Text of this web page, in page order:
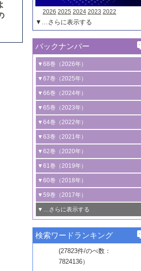
2026 2025 2024 2023 2022
▼…さらに表示する
バックナンバー
▼68巻（2026年）
1号 過酸化水素合成に関する研究動向
2号 コンピューター技術により加速する
触媒開発
3号 有機分子変換やCO 資源化のための
光触媒に関する最近の研究
B号 第137回触媒討論会（2026年）
▼67巻（2025年）
1号 CO
水素化によるグリーン燃料/グリ
ーンケミカル製造
2号 水素製造のための水分解技術に関す
る最近の研究
3号 オレフィン系樹脂の精密合成に関す
る最新技術
4号 アルコール類の効率的変換を実現す
る非貴金属触媒の研究動向
5号 ゼオライトの合成と応用における研
究動向
6号 ヘテロ接合界面
B号 第135回触媒討論会（2025年）
▼66巻（2024年）
1号 低次元ナノ構造を有する触媒材料
2号 規制反応場を活用した固体触媒研究
の新展開
3号 未踏分子変換を目指した酸化触媒プ
ロセスの最前線
4号 シンクロトロン放射光および中性子
線を利用した触媒解析技術の最先端
5号 単原子触媒
6号 参照触媒委員会からのお知らせ
B号 第133回触媒討論会（2023年）
▼65巻（2023年）
1号 炭素が関わる触媒機能
2号 プラスチックケミカルリサイクルの
ための触媒技術
3号 非酸化物系金属化合物を基盤とした
触媒材料の開発
4号 格子酸素・格子酸素欠陥を利用した
触媒反応
5号 生体触媒によるエネルギー変換反応
6号 窒素とリンの循環のための触媒・機
能性材料
▼64巻（2022年）
1号 合成ガス製造とCOを用いるケミカル
ズ合成の最新動向
2号 化学品合成のための合金触媒開発
3号 CO の排出削減および有効活用のた
めの触媒技術
4号 若手による情報発信企画～とびたて
若き触媒の研究者たち～（1）
若き触媒の研究者たち～（2）
6号 石油のノーブル・ユースを志向した
触媒技術
▼63巻（2021年）
1号 金触媒の新展開
2号 ペロブスカイト
3号 特殊反応場を利用した触媒的分子変
換反応
4号 多孔質材料を用いた触媒の新展開
5号 情報学的手法を用いた触媒開発
6号 カーボンニュートラルに向けた電解
技術
B号 第127回触媒討論会（2021年・オン
ライン開催(Zoom)のみ）
▼62巻（2020年）
1号 触媒設計を拓く欠陥構造のキャラク
タリゼーション
2号 機能化学品製造に資するクリーンな
触媒的酸化反応
3号 水処理のための触媒化学
4号 光触媒を用いた水分解の最新の研究
動向
5号 次世代の触媒プロセスを支えるマイ
▼61巻（2019年）
1号 物質移動制御に着目した触媒プロセ
ス開発
2号 CO2 フリー水素サプライチェーンに
関わる触媒開発動向
3号 精密高分子合成に関する最近の研究
動向
4号 バイオマス化成品製造のための触媒
▼60巻（2018年）
1号 固体酸触媒の最新の研究動向
2号 二酸化炭素からの有用化学品合成
3号 ナノ粒子・クラスター触媒の最前線
4号 60周年記念企画
5号 進化するゼオライト合成技術
6号 非貴金属系触媒における電気化学的
▼59巻（2017年）
1号 いたるところに，触媒
最先端技術
3号 無機分離膜材料の開発と触媒反応プ
ロセスへの適用
▼…さらに表示する
1号 ユニークな構造の高分子を生み出す触
2号 リグニンからの化成品製造に向けた触
▼57巻（2015年）
1号 水素キャリアにかかわる触媒技術の新
▼56巻（2014年）
検索ワードランキング
(27823件/のべ数：
7824136）